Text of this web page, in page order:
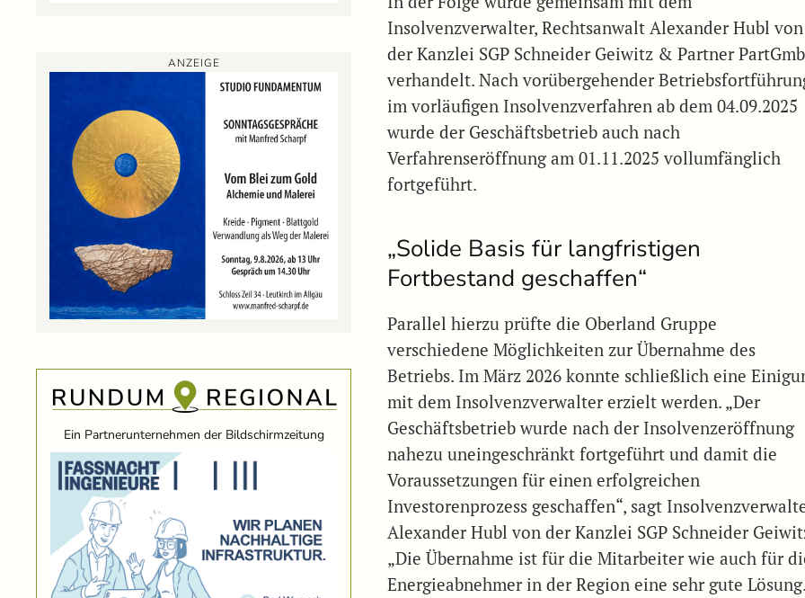
ANZEIGE
Ein Partnerunternehmen der Bildschirmzeitung
Insolvenzverwalter, Rechtsanwalt Alexander Hubl von
der Kanzlei SGP Schneider Geiwitz & Partner
verhandelt. Nach vorübergehender
im vorläufigen Insolvenzverfahren ab dem 04.09.2025
wurde der Geschäftsbetrieb auch nach
Verfahrenseröffnung am 01.11.2025 vollumfänglich
fortgeführt.
„Solide Basis für langfristigen
Fortbestand geschaffen“
Parallel hierzu prüfte die Oberland Gruppe
verschiedene Möglichkeiten zur Übernahme des
Betriebs. Im März 2026 konnte schließlich eine
mit dem Insolvenzverwalter erzielt werden. „Der
Geschäftsbetrieb wurde nach der Insolvenzeröffnung
nahezu uneingeschränkt fortgeführt und damit die
Voraussetzungen für einen erfolgreichen
Investorenprozess geschaffen“, sagt
Alexander Hubl von der Kanzlei SGP Schneider
„Die Übernahme ist für die Mitarbeiter wie auch für
Energieabnehmer in der Region eine sehr gute